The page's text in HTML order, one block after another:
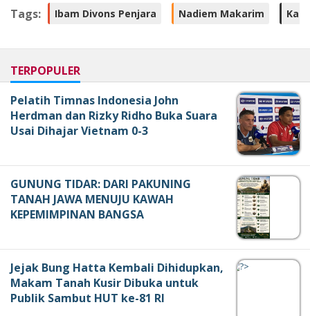
Tags: Ibam Divons Penjara Nadiem Makarim
TERPOPULER
Pelatih Timnas Indonesia John
Herdman dan Rizky Ridho Buka Suara
Usai Dihajar Vietnam 0-3
GUNUNG TIDAR: DARI PAKUNING
TANAH JAWA MENUJU KAWAH
KEPEMIMPINAN BANGSA
Jejak Bung Hatta Kembali Dihidupkan,
Makam Tanah Kusir Dibuka untuk
Publik Sambut HUT ke-81 RI